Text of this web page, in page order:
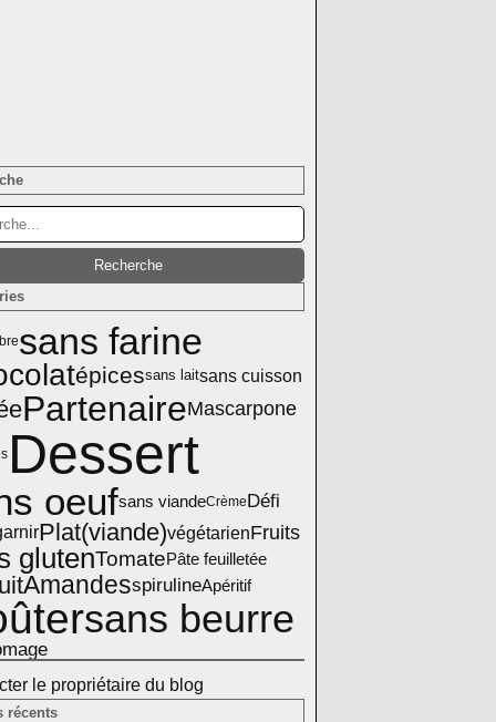
sans farine
épicessans laitsans cuisson
PartenaireMascarpone
Dessert
oeufsans viandeCrèmeDéfi
Plat(viande)végétarienFruits
glutenTomatePâte feuilletée
AmandesspirulineApéritif
sans beurre
le propriétaire du blog
récents